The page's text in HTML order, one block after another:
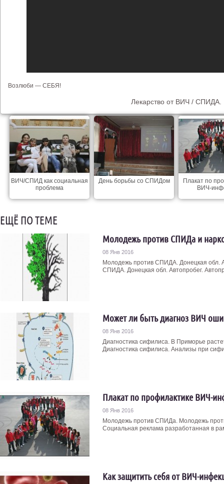
Возлюби — СЕБЯ!
Лекарство от ВИЧ / СПИДА.
ВИЧ/СПИД как социальная
проблема
День борьбы со СПИДом
Плакат по
ВИЧ-
ЕЩЁ ПО ТЕМЕ
Молодежь против СПИДа и
08 Янв 2016
Молодежь против СПИДА. Донецкая обл.
СПИДА. Донецкая обл. Автопробег.
Может ли быть диагноз ВИЧ
08 Янв 2016
Диагностика сифилиса. В Приморье
Диагностика сифилиса. Анализы при
Плакат по профилактике ВИЧ-
08 Янв 2016
Молодежь против СПИДа. Молодежь
Социальная реклама разработанная в
Как защитить себя от ВИЧ-